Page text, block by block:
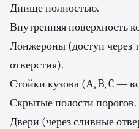
Днище полностью.
Внутренняя поверхность
Лонжероны (доступ через
отверстия).
Стойки кузова (А, B, C —
Скрытые полости порогов.
Двери (через сливные